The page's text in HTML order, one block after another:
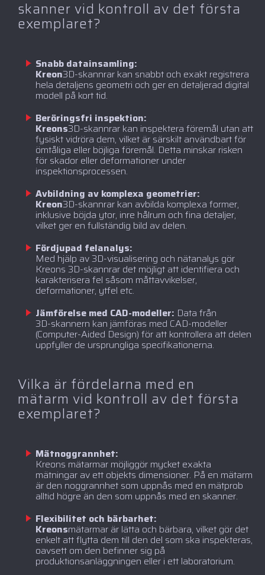
skanner vid kontroll av det första
exemplaret?
Snabb datainsamling:
‍Kreon3D-skannrar kan snabbt och exakt registrera
hela detaljens geometri och ger en detaljerad digital
modell på kort tid.
Beröringsfri inspektion:
‍Kreons3D-skannrar kan inspektera föremål utan att
fysiskt vidröra dem, vilket är särskilt användbart för
ömtåliga eller böjliga föremål. Detta minskar risken
för skador eller deformationer under
inspektionsprocessen.
Avbildning av komplexa geometrier:
‍Kreon3D-skannrar kan avbilda komplexa former,
inklusive böjda ytor, inre hålrum och fina detaljer,
vilket ger en fullständig bild av delen.
Fördjupad felanalys:
Med hjälp av 3D-visualisering och nätanalys gör
Kreons 3D-skannrar det möjligt att identifiera och
karakterisera fel såsom måttavvikelser,
deformationer, ytfel etc.
Jämförelse med CAD-modeller: Data från
3D-skannern kan jämföras med CAD-modeller
(Computer-Aided Design) för att kontrollera att delen
uppfyller de ursprungliga specifikationerna.
Vilka är fördelarna med en
mätarm vid kontroll av det första
exemplaret?
Mätnoggrannhet:
Kreons mätarmar möjliggör mycket exakta
mätningar av ett objekts dimensioner. På en mätarm
är den noggrannhet som uppnås med en mätprob
alltid högre än den som uppnås med en skanner.
Flexibilitet och bärbarhet:
‍Kreonsmätarmar är lätta och bärbara, vilket gör det
enkelt att flytta dem till den del som ska inspekteras,
oavsett om den befinner sig på
produktionsanläggningen eller i ett laboratorium.